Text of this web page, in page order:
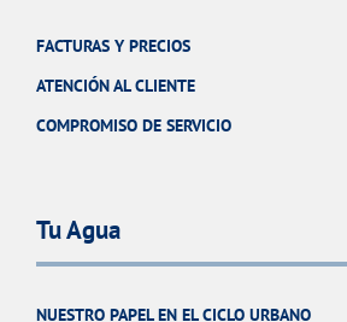
FACTURAS Y PRECIOS
ATENCIÓN AL CLIENTE
COMPROMISO DE SERVICIO
Tu Agua
NUESTRO PAPEL EN EL CICLO URBANO